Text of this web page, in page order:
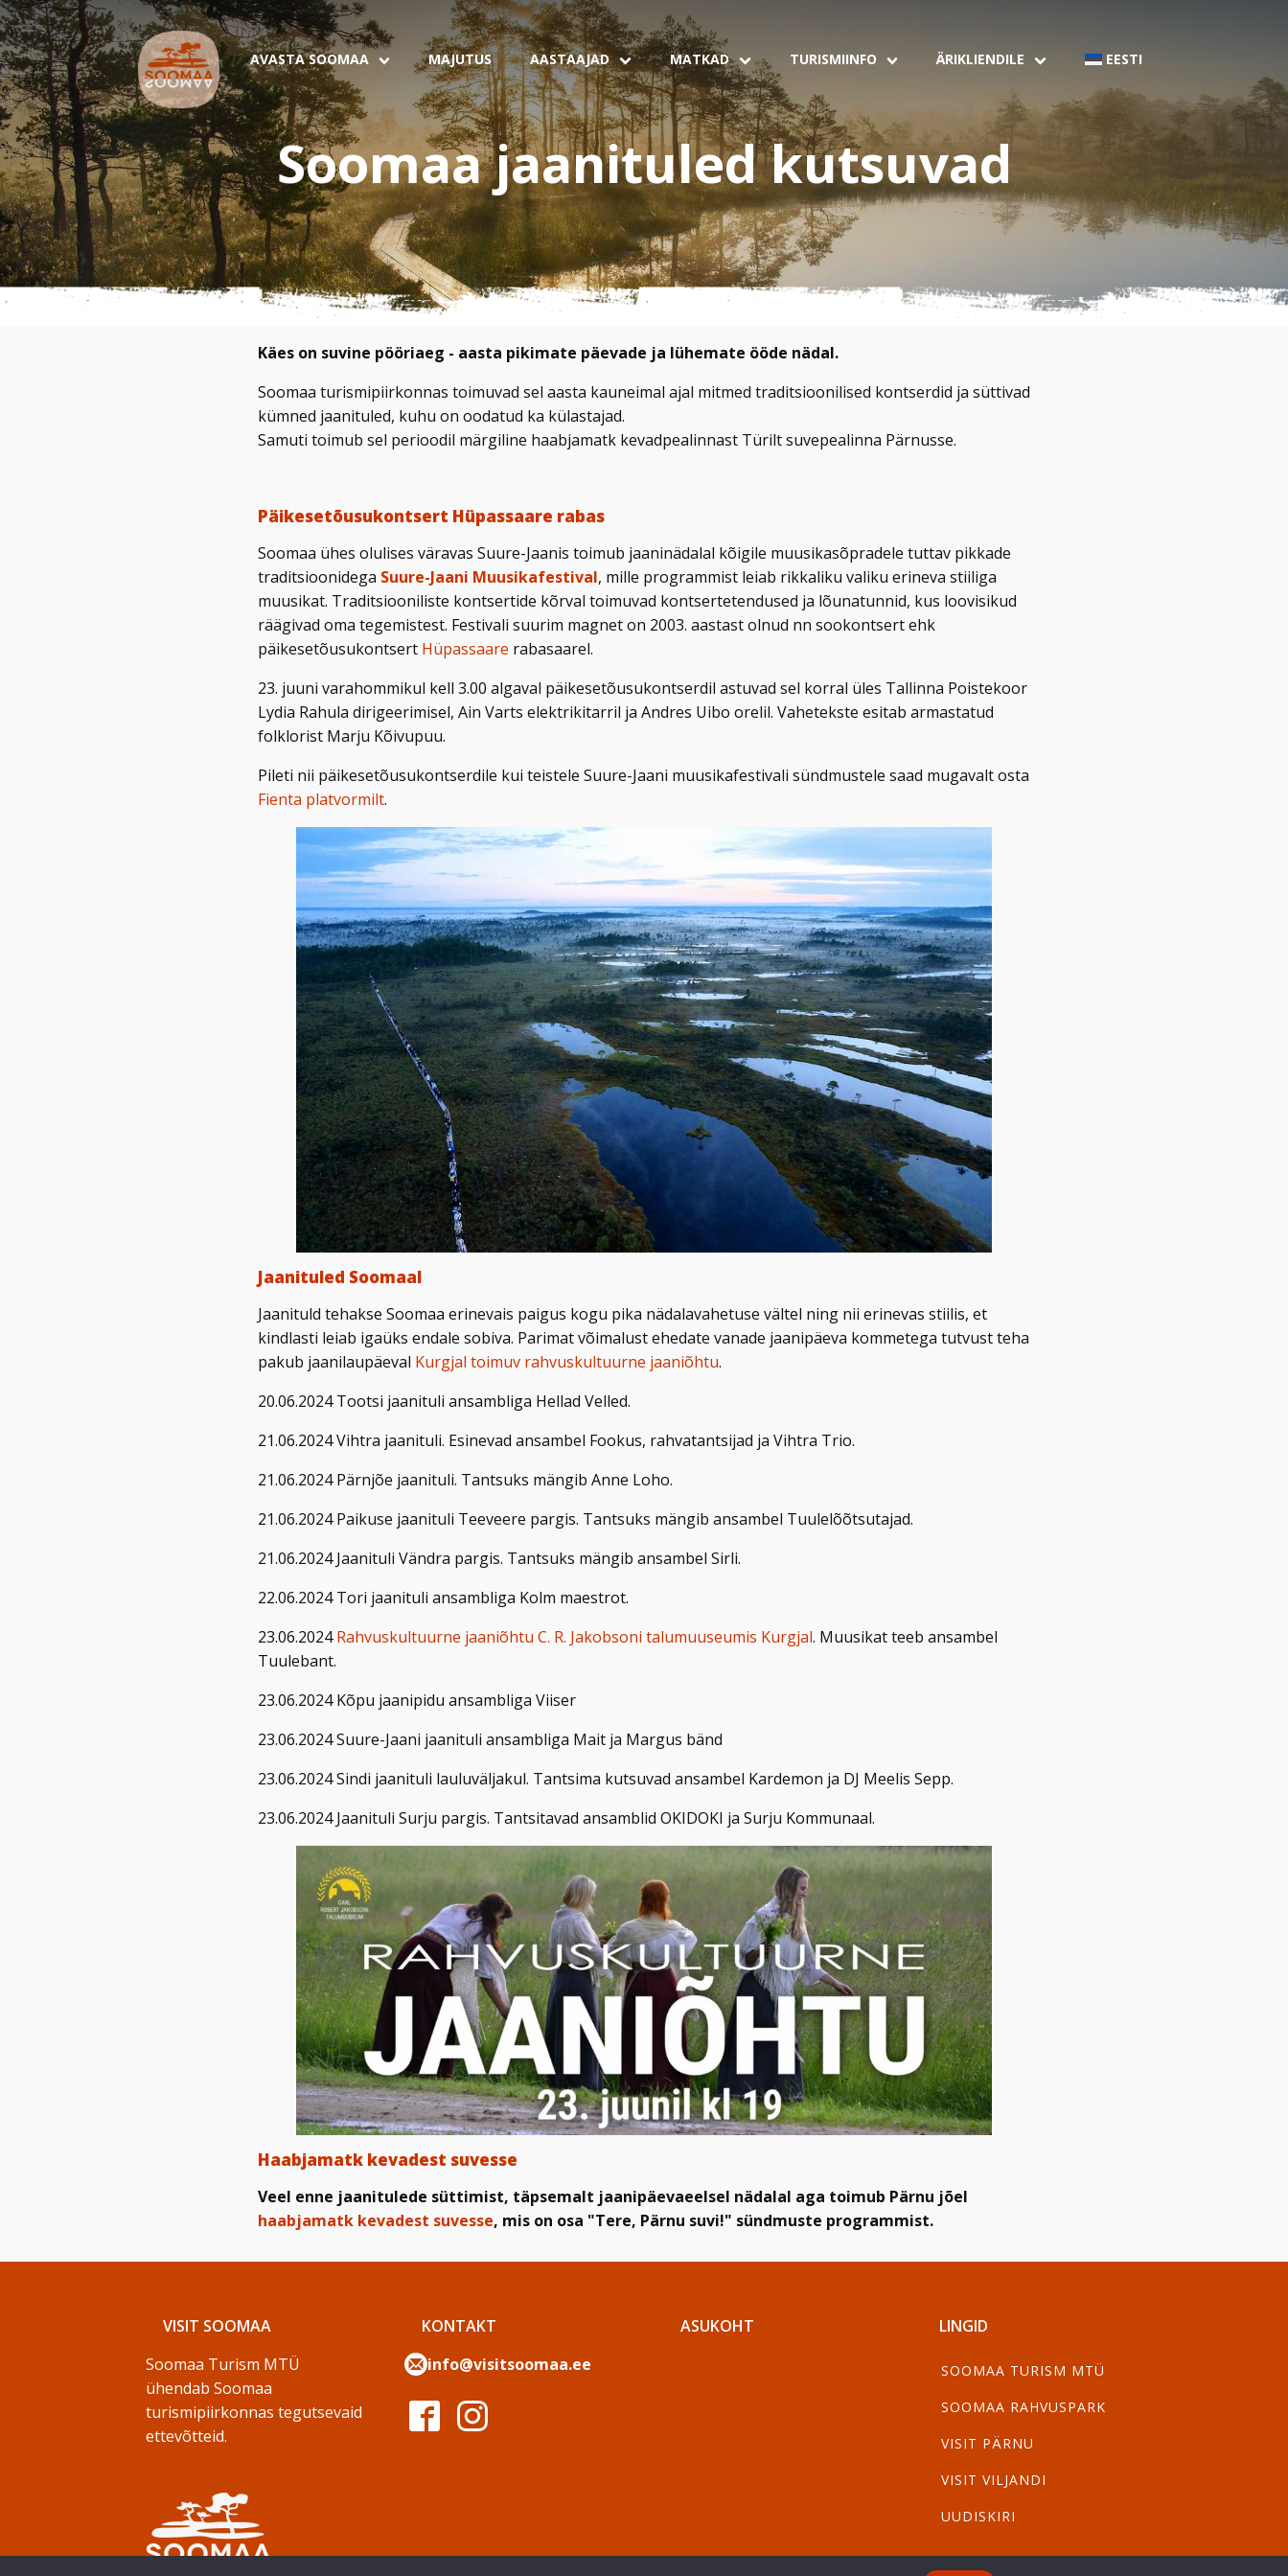
AVASTA SOOMAA MAJUTUS AASTAAJAD MATKAD TURISMIINFO ÄRIKLIENDILE EESTI
Soomaa jaanituled kutsuvad
Käes on suvine pööriaeg - aasta pikimate päevade ja lühemate ööde nädal.
Soomaa turismipiirkonnas toimuvad sel aasta kauneimal ajal mitmed traditsioonilised kontserdid ja süttivad
kümned jaanituled, kuhu on oodatud ka külastajad.
Samuti toimub sel perioodil märgiline haabjamatk kevadpealinnast Türilt suvepealinna Pärnusse.
Päikesetõusukontsert Hüpassaare rabas
Soomaa ühes olulises väravas Suure-Jaanis toimub jaaninädalal kõigile muusikasõpradele tuttav pikkade
traditsioonidega Suure-Jaani Muusikafestival, mille programmist leiab rikkaliku valiku erineva stiiliga
muusikat. Traditsiooniliste kontsertide kõrval toimuvad kontsertetendused ja lõunatunnid, kus loovisikud
räägivad oma tegemistest. Festivali suurim magnet on 2003. aastast olnud nn sookontsert ehk
päikesetõusukontsert Hüpassaare rabasaarel.
23. juuni varahommikul kell 3.00 algaval päikesetõusukontserdil astuvad sel korral üles Tallinna Poistekoor
Lydia Rahula dirigeerimisel, Ain Varts elektrikitarril ja Andres Uibo orelil. Vahetekste esitab armastatud
folklorist Marju Kõivupuu.
Pileti nii päikesetõusukontserdile kui teistele Suure-Jaani muusikafestivali sündmustele saad mugavalt osta
Fienta platvormilt.
Jaanituled Soomaal
Jaanituld tehakse Soomaa erinevais paigus kogu pika nädalavahetuse vältel ning nii erinevas stiilis, et
kindlasti leiab igaüks endale sobiva. Parimat võimalust ehedate vanade jaanipäeva kommetega tutvust teha
pakub jaanilaupäeval Kurgjal toimuv rahvuskultuurne jaaniõhtu.
20.06.2024 Tootsi jaanituli ansambliga Hellad Velled.
21.06.2024 Vihtra jaanituli. Esinevad ansambel Fookus, rahvatantsijad ja Vihtra Trio.
21.06.2024 Pärnjõe jaanituli. Tantsuks mängib Anne Loho.
21.06.2024 Paikuse jaanituli Teeveere pargis. Tantsuks mängib ansambel Tuulelõõtsutajad.
21.06.2024 Jaanituli Vändra pargis. Tantsuks mängib ansambel Sirli.
22.06.2024 Tori jaanituli ansambliga Kolm maestrot.
23.06.2024Rahvuskultuurne jaaniõhtu C. R. Jakobsoni talumuuseumis Kurgjal. Muusikat teeb ansambel
Tuulebant.
23.06.2024 Kõpu jaanipidu ansambliga Viiser
23.06.2024 Suure-Jaani jaanituli ansambliga Mait ja Margus bänd
23.06.2024 Sindi jaanituli lauluväljakul. Tantsima kutsuvad ansambel Kardemon ja DJ Meelis Sepp.
23.06.2024 Jaanituli Surju pargis. Tantsitavad ansamblid OKIDOKI ja Surju Kommunaal.
Haabjamatk kevadest suvesse
Veel enne jaanitulede süttimist, täpsemalt jaanipäevaeelsel nädalal aga toimub Pärnu jõel
haabjamatk kevadest suvesse, mis on osa "Tere, Pärnu suvi!" sündmuste programmist.
VISIT SOOMAA
Soomaa Turism MTÜ
ühendab Soomaa
turismipiirkonnas tegutsevaid
ettevõtteid.
KONTAKT
info@visitsoomaa.ee
ASUKOHT LINGID
SOOMAA TURISM MTÜ
SOOMAA RAHVUSPARK
VISIT PÄRNU
VISIT VILJANDI
UUDISKIRI